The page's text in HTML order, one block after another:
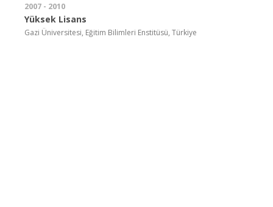
2007 - 2010
Yüksek Lisans
Gazi Üniversitesi, Eğitim Bilimleri Enstitüsü, Türkiye